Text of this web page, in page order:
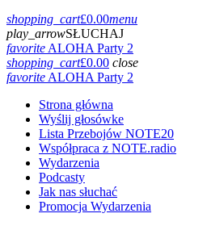
shopping_cart£0.00menu
play_arrowSŁUCHAJ
favoriteALOHA Party 2
shopping_cart£0.00 close
favoriteALOHA Party 2
Strona główna
Wyślij głosówke
Lista Przebojów NOTE20
Współpraca z NOTE.radio
Wydarzenia
Podcasty
Jak nas słuchać
Promocja Wydarzenia